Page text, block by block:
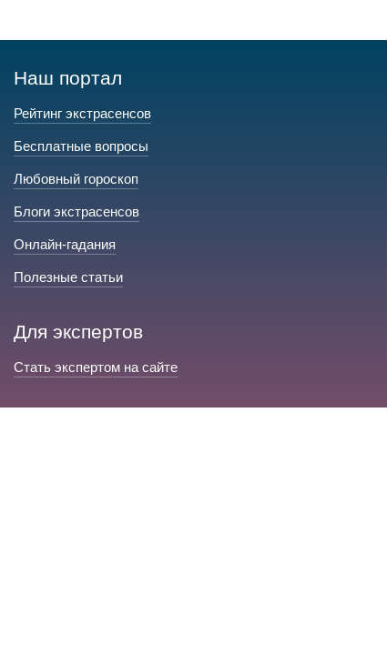
Наш портал
Рейтинг экстрасенсов
Бесплатные вопросы
Любовный гороскоп
Блоги экстрасенсов
Онлайн-гадания
Полезные статьи
Для экспертов
Стать экспертом на сайте